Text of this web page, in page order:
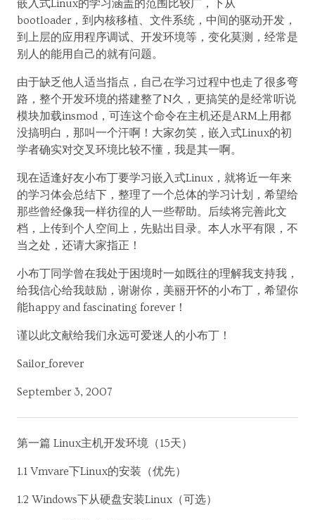
嵌入式Linux的学习涵盖的范围比较广，下从
bootloader，到内核移植、文件系统，中间的驱动开发，
到上层的应用程序调试、开发环境等，变化莫测，经常是
别人的能用自己的就有问题。
由于缺乏他人适当指点，自己在学习过程中也走了很多弯
路，整个开发环境的搭建整了N久，更搞笑的是经常听说
模块加载insmod，可连这个命令在主机还是ARM上用都
没搞明白，那叫一个汗啊！大家勿笑，嵌入式Linux的初
学者确实对交叉环境比较不懂，我是其一啊。
现在适逢好友小布丁要学习嵌入式Linux，就将近一年来
的学习体会总结下，整理了一个总体的学习计划，希望给
那些曾经像我一样彷徨的人一些帮助。后续将完善此文
档，上传到个人空间上，先贴出目录。本人水平有限，不
当之处，还请大家指正！
小布丁同学曾在我处于困境时一如既往的理解我支持我，
给我信心给我鼓励，谢谢你，美丽开怀的小布丁，希望你
能happy and fascinating forever！
谨以此文献给我们永远可爱迷人的小布丁！
Sailor_forever
September 3, 2007
第一篇 Linux主机开发环境（15天）
1.1 Vmvare下Linux的安装（优先）
1.2 Windows下从硬盘安装Linux（可选）